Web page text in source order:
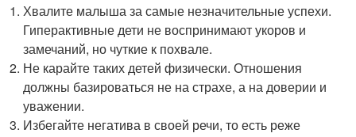
Хвалите малыша за самые незначительные успехи.
Гиперактивные дети не воспринимают укоров и
замечаний, но чуткие к похвале.
Не карайте таких детей физически. Отношения
должны базироваться не на страхе, а на доверии и
уважении.
Избегайте негатива в своей речи, то есть реже